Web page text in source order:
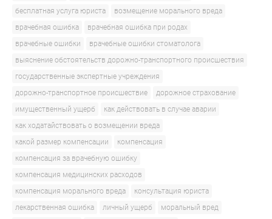
бесплатная услуга юриста
возмещение морального вреда
врачебная ошибка
врачебная ошибка при родах
врачебные ошибки
врачебные ошибки стоматолога
выяснение обстоятельств дорожно-транспортного происшествия
государственные экспертные учреждения
дорожно-транспортное происшествие
дорожное страхование
имущественный ущерб
как действовать в случае аварии
как ходатайствовать о возмещении вреда
какой размер компенсации
компенсация
компенсация за врачебную ошибку
компенсация медицинских расходов
компенсация морального вреда
консультация юриста
лекарственная ошибка
личный ущерб
моральный вред